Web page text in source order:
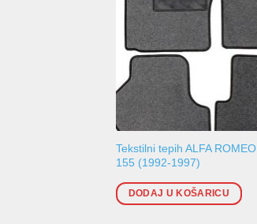
Tekstilni tepih ALFA ROMEO
155 (1992-1997)
DODAJ U KOŠARICU